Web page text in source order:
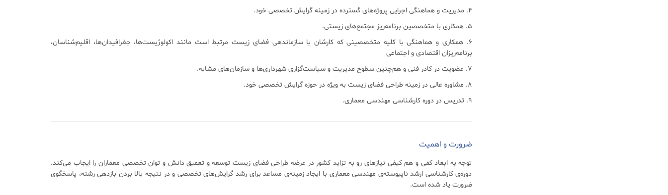
4. مدیریت و هماهنگی اجرایی پروژه‌های گسترده در زمینه گرایش تخصصی خود.
5. همکاری با متخصصین برنامه‌ریز مجتمع‌های زیستی.
6. همکاری و هماهنگی با کلیه متخصصینی که کارشان با سازماندهی فضای زیست مرتبط است مانند اکولوژیست‌ها، جغرافیدان‌ها، اقلیم‌شناسان،
برنامه‌ریزان اقتصادی و اجتماعی
7. عضویت در کادر فنی و هم‌چنین سطوح مدیریت و سیاست‌گزاری شهرداری‌ها و سازمان‌های مشابه.
8. مشاوره عالی در زمینه طراحی فضای زیست به ویژه در حوزه گرایش تخصصی خود.
9. تدریس در دوره کارشناسی مهندسی معماری.
ضرورت و اهمیت
توجه به ابعاد کمی و هم کیفی نیاز‌های رو به تزاید کشور در عرضه طراحی فضای زیست توسعه و تعمیق دانش و توان تخصصی معماران را ایجاب می‌کند.
دوره‌ی کارشناسی ارشد ناپیوسته‌ی مهندسی معماری با ایجاد زمینه‌ی مساعد برای رشد گرایش‌های تخصصی و در نتیجه بالا بردن بازدهی رشته، پاسخگوی
ضرورت یاد شده است.